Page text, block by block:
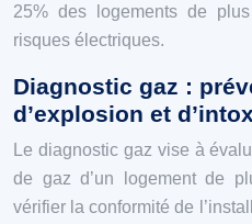
25% des logements de
risques électriques.
Diagnostic gaz :
d’explosion et
Le diagnostic gaz vise à
de gaz d’un logement de
vérifier la conformité de